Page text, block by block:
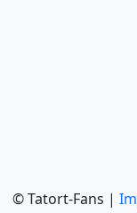
© Tatort-Fans |